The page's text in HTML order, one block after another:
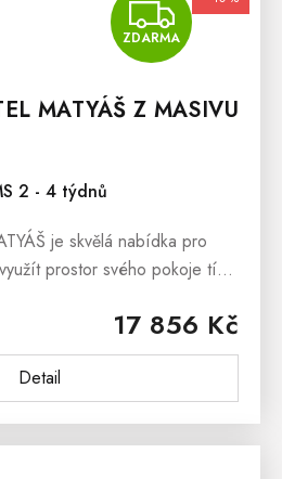
ZDARMA
MATYÁŠ Z MASIVU
2 - 4 týdnů
17 856 Kč
Detail
je skvělá nabídka pro
prostor svého pokoje tím
výsuvnému lůžku,...